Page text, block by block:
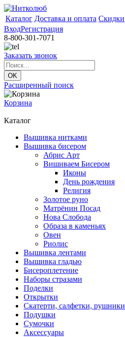
Каталог Доставка и оплата Скидки
ВходРегистрация
8-800-301-7071
Заказать звонок
Расширенный поиск
Корзина
Каталог
Вышивка нитками
Вышивка бисером
Абрис Арт
Вишиваем Бисером
Иконы
День рождения
Религия
Золотое руно
Матрёнин Посад
Нова Слобода
Образа в каменьях
Овен
Риолис
Вышивка лентами
Вышивка гладью
Бисероплетение
Наборы стразами
Поделки
Открытки
Скатерти, салфетки, рушники
Подушки
Сумочки
Аксессуары